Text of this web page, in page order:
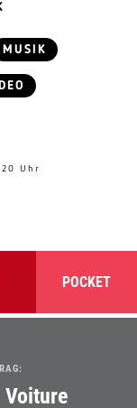
MUSIK
Uhr
POCKET
Voiture